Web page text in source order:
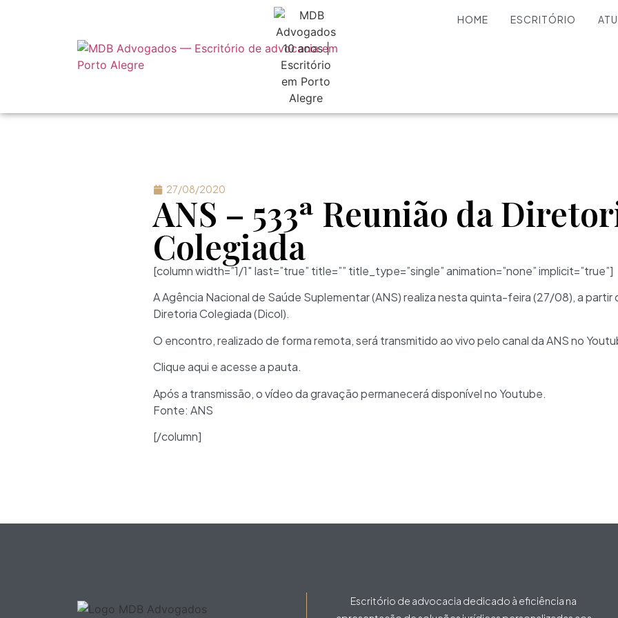
HOME ESCRITÓRIO
27/08/2020
ANS – 533ª Reunião da
Colegiada
[column width=”1/1″ last=”true” title=”” title_type=”single” animation=”none” implicit=”true”]
A Agência Nacional de Saúde Suplementar (ANS) realiza nesta quinta-feira (27/08), a partir
Diretoria Colegiada (Dicol).
O encontro, realizado de forma remota, será transmitido ao vivo pelo canal da ANS no
Clique aqui e acesse a pauta.
Após a transmissão, o vídeo da gravação permanecerá disponível no Youtube.
Fonte: ANS
[/column]
Escritório de advocacia dedicado à eficiência na